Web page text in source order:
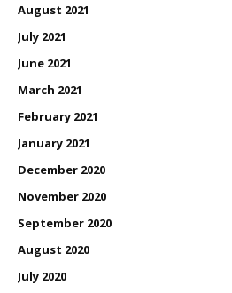
August 2021
July 2021
June 2021
March 2021
February 2021
January 2021
December 2020
November 2020
September 2020
August 2020
July 2020